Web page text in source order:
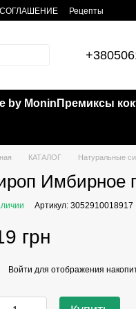
Рецепты
by Monin Премиксы
КАТАЛОГ Натуральные
Имбирное
Артикул: 3052910018917
грн
Войти для отображения